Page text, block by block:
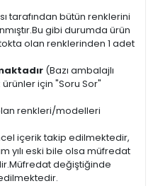
tarafından bütün renklerini
gibi durumda ürün
olan renklerinden 1 adet
(Bazı ambalajlı
için "Soru Sor"
renkleri/modelleri
içerik takip edilmektedir,
yılı eski bile olsa müfredat
değiştiğinde